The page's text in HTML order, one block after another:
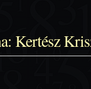
Kertész